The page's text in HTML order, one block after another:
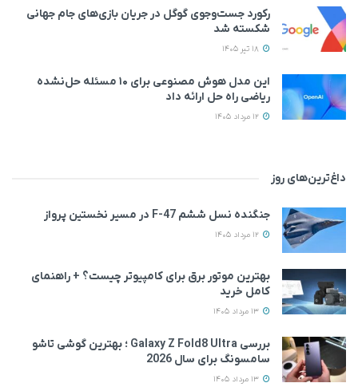
رکورد جست‌وجوی گوگل در جریان بازی‌های جام جهانی
شکسته شد
این مدل هوش مصنوعی برای ۱۰ مسئله حل‌نشده
ریاضی راه حل ارائه داد
داغ‌ترین‌های روز
جنگنده نسل ششم F-47 در مسیر نخستین پرواز
بهترین موتور برق برای کامپیوتر چیست؟ + راهنمای
کامل خرید
بررسی Galaxy Z Fold8 Ultra ؛ بهترین گوشی تاشو
سامسونگ برای سال 2026